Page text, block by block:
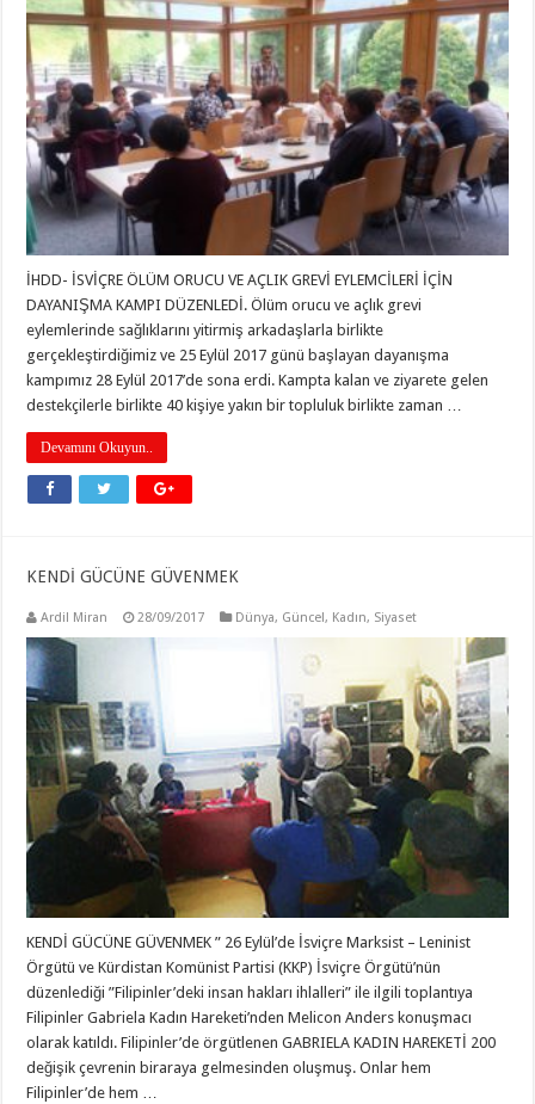
İHDD- İSVİÇRE ÖLÜM ORUCU VE AÇLIK GREVİ EYLEMCİLERİ İÇİN
DAYANIŞMA KAMPI DÜZENLEDİ. Ölüm orucu ve açlık grevi
eylemlerinde sağlıklarını yitirmiş arkadaşlarla birlikte
gerçekleştirdiğimiz ve 25 Eylül 2017 günü başlayan dayanışma
kampımız 28 Eylül 2017’de sona erdi. Kampta kalan ve ziyarete gelen
destekçilerle birlikte 40 kişiye yakın bir topluluk birlikte zaman …
Devamını Okuyun..
KENDİ GÜCÜNE GÜVENMEK
Ardil Miran 28/09/2017 Dünya, Güncel, Kadın, Siyaset
KENDİ GÜCÜNE GÜVENMEK ” 26 Eylül’de İsviçre Marksist – Leninist
Örgütü ve Kürdistan Komünist Partisi (KKP) İsviçre Örgütü’nün
düzenlediği ”Filipinler’deki insan hakları ihlalleri” ile ilgili toplantıya
Filipinler Gabriela Kadın Hareketi’nden Melicon Anders konuşmacı
olarak katıldı. Filipinler’de örgütlenen GABRIELA KADIN HAREKETİ 200
değişik çevrenin biraraya gelmesinden oluşmuş. Onlar hem
Filipinler’de hem …